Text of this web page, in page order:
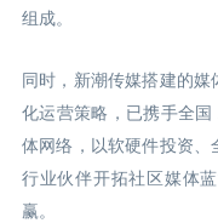
组成。
同时，新潮传媒搭建的
化运营策略，已携手全
体网络，以软硬件投资、
行业伙伴开拓社区媒体
赢。